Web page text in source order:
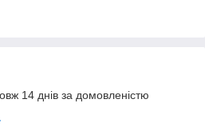
14 днів за домовленістю